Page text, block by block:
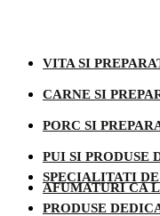
VITA SI
CARNE SI
PORC SI
PUI SI PRODUSE
AFUMATURI CA
SPECIALITATI
PRODUSE